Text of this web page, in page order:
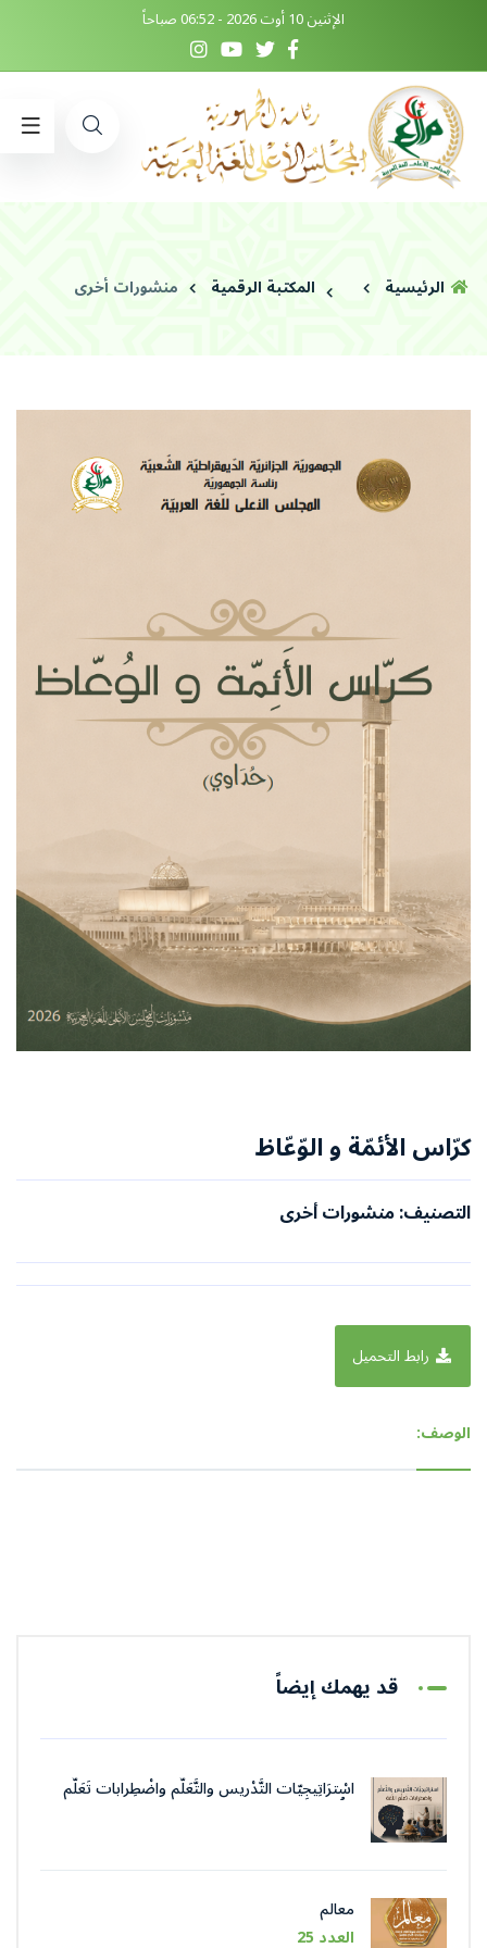
الإثنين 10 أوت 2026 - 06:52 صباحاً
الرئيسية المكتبة الرقمية منشورات أخرى
كرّاس الأئمّة و الوّعّاظ
التصنيف: منشورات أخرى
رابط التحميل
الوصف:
قد يهمك إيضاً
اسْترَاتِيجِيّات التَّدْريس والتَّعَلُّم واضْطِرابات تَعَلُّم
معالم
العدد 25